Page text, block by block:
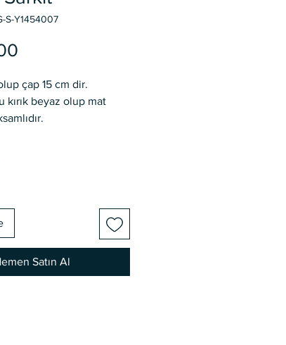
S-Y1454007
çap 15 cm dir.
kırık beyaz olup mat
Satın Al